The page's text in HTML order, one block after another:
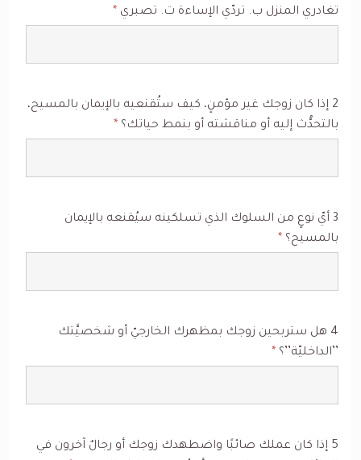
تغادري المنزل ب‌. تردّي الإساءة ت‌. تصبري *
2 إذا كان زوجك غير مؤمنٍ، كيف ستُقنعيه بالإيمان بالمسيح،
بالتحدُّث إليه أو مناقشته أو بنمط حياتك؟ *
3 أيّ نوعٍ من السلوك الذي تسلكينه سيُقنعه بالإيمان
بالمسيح؟ *
4 هل ستربحين زوجك بمظهرك الخارجيّ أو شخصيَّتك
’’الداخليّة’’؟ *
5 إذا كان عملك صائبًا واضطهدك زوجك أو رجالٌ آخرون في